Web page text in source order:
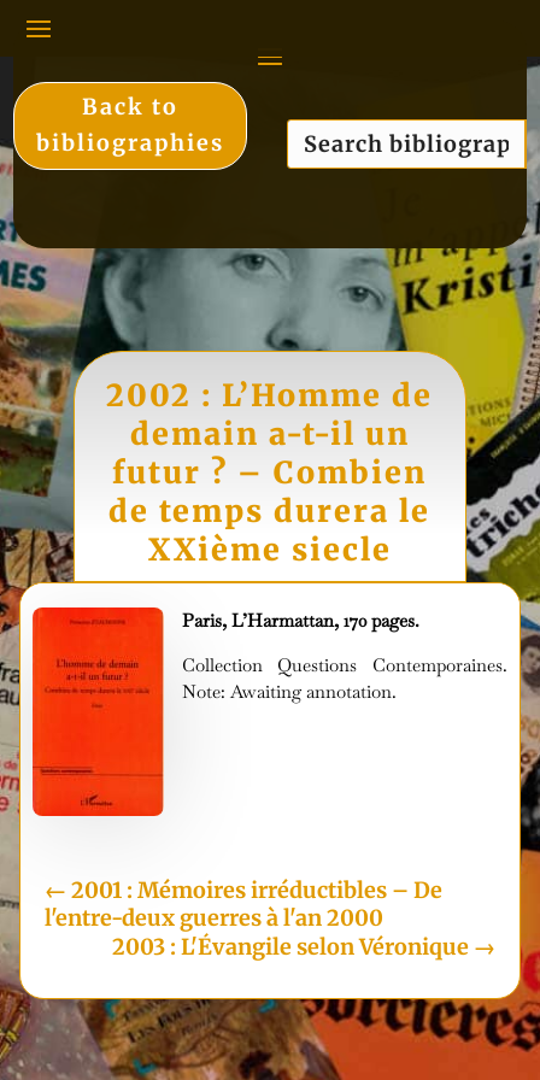
Back to
bibliographies
2002 : L’Homme de
demain a-t-il un
futur ? – Combien
de temps durera le
XXième siecle
Paris, L’Harmattan, 170 pages.
Collection Questions Contemporaines.
Note: Awaiting annotation.
← 2001 : Mémoires irréductibles – De
l'entre-deux guerres à l'an 2000
2003 : L'Évangile selon Véronique →